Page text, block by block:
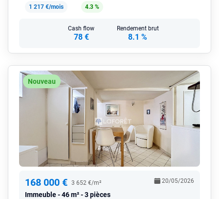
1 217 €/mois
4.3 %
Cash flow
78 €
Rendement brut
8.1 %
Nouveau
168 000 € 3 652 €/m²
Immeuble 46 m² - 3 pièces
20/05/2026